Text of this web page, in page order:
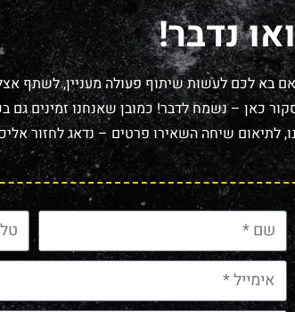
נדבר!
אם בא לכם לעשות שיתוף פעולה מעניין, לשתף
כאן – נשמח לדבר! כמובן שאנחנו זמינים גם
לתיאום שיחה השאירו פרטים – נדאג לחזור